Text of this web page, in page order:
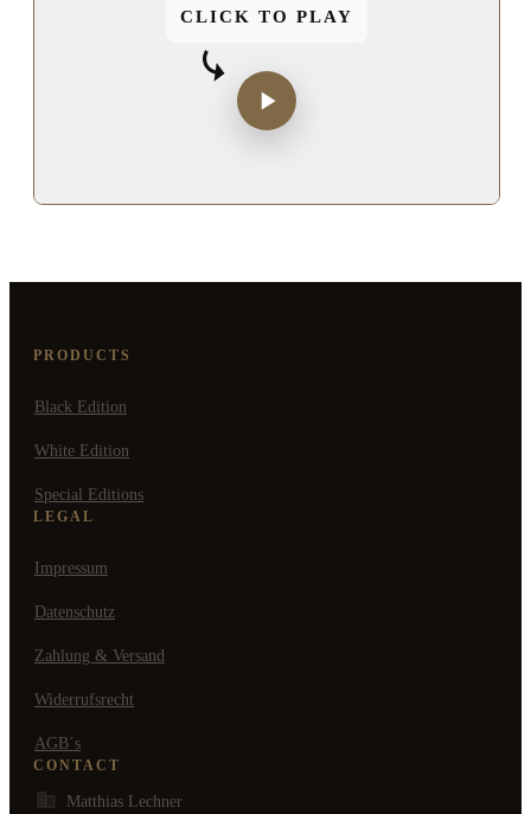
CLICK TO PLAY
PRODUCTS
Black Edition
White Edition
Special Editions
LEGAL
Impressum
Datenschutz
Zahlung & Versand
Widerrufsrecht
AGB´s
CONTACT
Matthias Lechner